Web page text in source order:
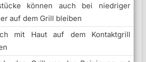
können auch bei niedriger
auf dem Grill bleiben
mit Haut auf dem Kontaktgrill